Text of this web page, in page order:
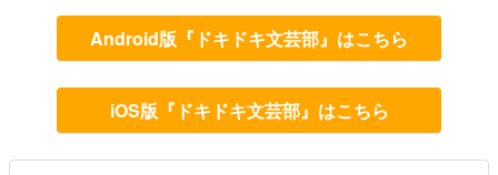
Android版『ドキドキ文芸部』はこちら
iOS版『ドキドキ文芸部』はこちら